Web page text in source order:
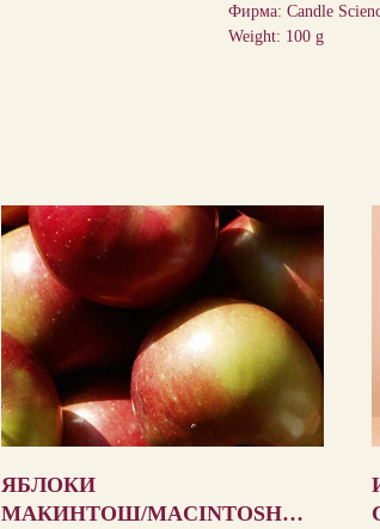
Фирма: Candle
Weight: 100 g
ЯБЛОКИ
МАКИНТОШ/MACINTOSH